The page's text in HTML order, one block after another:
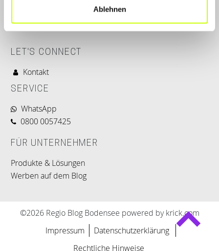
Ablehnen
LET'S CONNECT
Kontakt
SERVICE
WhatsApp
0800 0057425
FÜR UNTERNEHMER
Produkte & Lösungen
Werben auf dem Blog
©2026 Regio Blog Bodensee powered by krick.com
Impressum
Datenschutzerklärung
Rechtliche Hinweise